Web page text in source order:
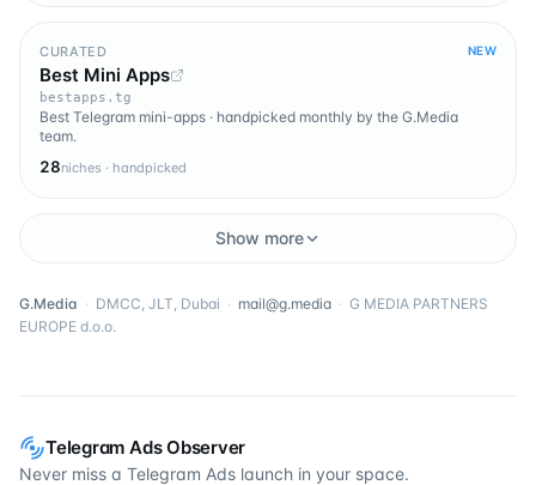
Telegram Ads Observer
Never miss a Telegram Ads launch in your space.
CURATED NEW
Best Mini Apps
bestapps.tg
Best Telegram mini-apps · handpicked monthly by the G.Media
team.
28niches · handpicked
Show more
G.Media · DMCC, JLT, Dubai · mail@g.media · G MEDIA PARTNERS
EUROPE d.o.o.